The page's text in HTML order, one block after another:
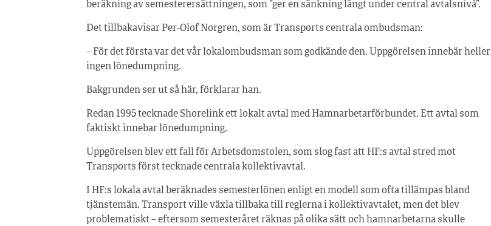
beräkning av semesterersättningen, som ”ger en sänkning långt under central avtalsnivå”.
Det tillbakavisar Per-Olof Norgren, som är Transports centrala ombudsman:
– För det första var det vår lokalombudsman som godkände den. Uppgörelsen innebär heller
ingen lönedumpning.
Bakgrunden ser ut så här, förklarar han.
Redan 1995 tecknade Shorelink ett lokalt avtal med Hamnarbetarförbundet. Ett avtal som
faktiskt innebar lönedumpning.
Uppgörelsen blev ett fall för Arbetsdomstolen, som slog fast att HF:s avtal stred mot
Transports först tecknade centrala kollektivavtal.
I HF:s lokala avtal beräknades semesterlönen enligt en modell som ofta tillämpas bland
tjänstemän. Transport ville växla tillbaka till reglerna i kollektivavtalet, men det blev
problematiskt – eftersom semesteråret räknas på olika sätt och hamnarbetarna skulle